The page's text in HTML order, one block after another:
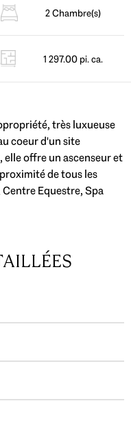
2 Chambre(s)
1 297.00 pi. ca.
très luxueuse
coeur d'un site
offre un ascenseur et
de tous les
Equestre, Spa